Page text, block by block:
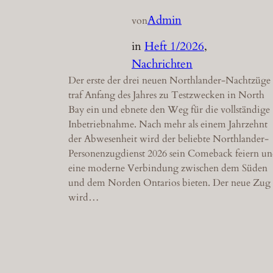
vonAdmin
inHeft 1/2026
Nachrichten
Der erste der drei neuen Northlander-Nachtzüge
traf Anfang des Jahres zu Testzwecken in North
Bay ein und ebnete den Weg für die vollständige
Inbetriebnahme. Nach mehr als einem Jahrzehnt
der Abwesenheit wird der beliebte Northlander-
Personenzugdienst 2026 sein Comeback feiern
eine moderne Verbindung zwischen dem Süden
und dem Norden Ontarios bieten. Der neue Zug
wird…